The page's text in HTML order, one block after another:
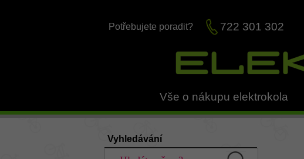
Potřebujete poradit? 722 301 302
Vše o nákupu elektrokola
Vyhledávání